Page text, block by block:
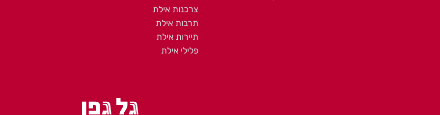
צרכנות אילת
תרבות אילת
תיירות אילת
פלילי אילת